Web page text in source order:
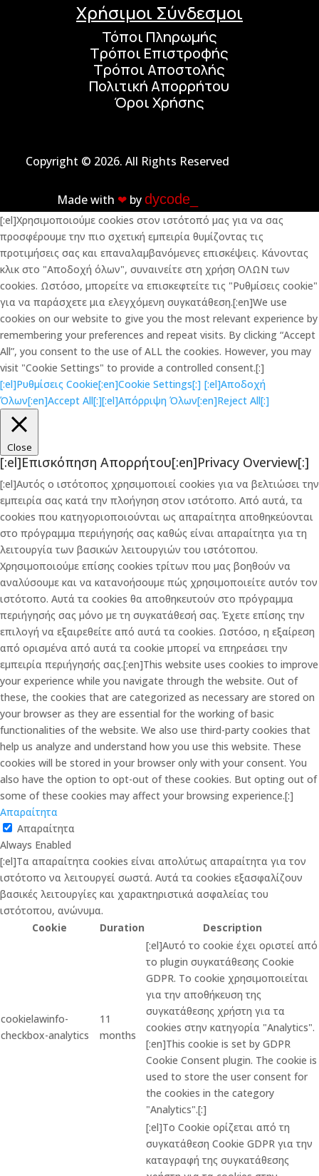
Χρήσιμοι Σύνδεσμοι
Τόποι Πληρωμής
Τρόποι Επιστροφής
Τρόποι Αποστολής
Πολιτική Απορρήτου
Όροι Χρήσης
Copyright © 2026. All Rights Reserved
Made with ❤︎ bydycode_
[:el]Χρησιμοποιούμε cookies στον ιστότοπό μας για να σας
προσφέρουμε την πιο σχετική εμπειρία θυμίζοντας τις
προτιμήσεις σας και επαναλαμβανόμενες επισκέψεις. Κάνοντας
κλικ στο "Αποδοχή όλων", συναινείτε στη χρήση ΟΛΩΝ των
cookies. Ωστόσο, μπορείτε να επισκεφτείτε τις "Ρυθμίσεις cookie"
για να παράσχετε μια ελεγχόμενη συγκατάθεση.[:en]We use
cookies on our website to give you the most relevant experience by
remembering your preferences and repeat visits. By clicking “Accept
All”, you consent to the use of ALL the cookies. However, you may
visit "Cookie Settings" to provide a controlled consent.[:]
[:el]Ρυθμίσεις Cookie[:en]Cookie Settings[:] [:el]Αποδοχή
Όλων[:en]Accept All[:][:el]Απόρριψη Όλων[:en]Reject All[:]
Close
[:el]Επισκόπηση Απορρήτου[:en]Privacy Overview[:]
[:el]Αυτός ο ιστότοπος χρησιμοποιεί cookies για να βελτιώσει την
εμπειρία σας κατά την πλοήγηση στον ιστότοπο. Από αυτά, τα
cookies που κατηγοριοποιούνται ως απαραίτητα αποθηκεύονται
στο πρόγραμμα περιήγησής σας καθώς είναι απαραίτητα για τη
λειτουργία των βασικών λειτουργιών του ιστότοπου.
Χρησιμοποιούμε επίσης cookies τρίτων που μας βοηθούν να
αναλύσουμε και να κατανοήσουμε πώς χρησιμοποιείτε αυτόν τον
ιστότοπο. Αυτά τα cookies θα αποθηκευτούν στο πρόγραμμα
περιήγησής σας μόνο με τη συγκατάθεσή σας. Έχετε επίσης την
επιλογή να εξαιρεθείτε από αυτά τα cookies. Ωστόσο, η εξαίρεση
από ορισμένα από αυτά τα cookie μπορεί να επηρεάσει την
εμπειρία περιήγησής σας.[:en]This website uses cookies to improve
your experience while you navigate through the website. Out of
these, the cookies that are categorized as necessary are stored on
your browser as they are essential for the working of basic
functionalities of the website. We also use third-party cookies that
help us analyze and understand how you use this website. These
cookies will be stored in your browser only with your consent. You
also have the option to opt-out of these cookies. But opting out of
some of these cookies may affect your browsing experience.[:]
Απαραίτητα
Απαραίτητα
Always Enabled
[:el]Τα απαραίτητα cookies είναι απολύτως απαραίτητα για τον
ιστότοπο να λειτουργεί σωστά. Αυτά τα cookies εξασφαλίζουν
βασικές λειτουργίες και χαρακτηριστικά ασφαλείας του
ιστότοπου, ανώνυμα.
Cookie
Duration Description
cookielawinfo-
checkbox-analytics
11
months
[:el]Αυτό το cookie έχει οριστεί από
το plugin συγκατάθεσης Cookie
GDPR. Το cookie χρησιμοποιείται
για την αποθήκευση της
συγκατάθεσης χρήστη για τα
cookies στην κατηγορία "Analytics".
[:en]This cookie is set by GDPR
Cookie Consent plugin. The cookie is
used to store the user consent for
the cookies in the category
"Analytics".[:]
[:el]Το Cookie ορίζεται από τη
συγκατάθεση Cookie GDPR για την
καταγραφή της συγκατάθεσης